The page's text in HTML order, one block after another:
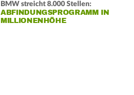
BMW streicht 8.000 Stellen:
ABFINDUNGSPROGRAMM IN
MILLIONENHÖHE